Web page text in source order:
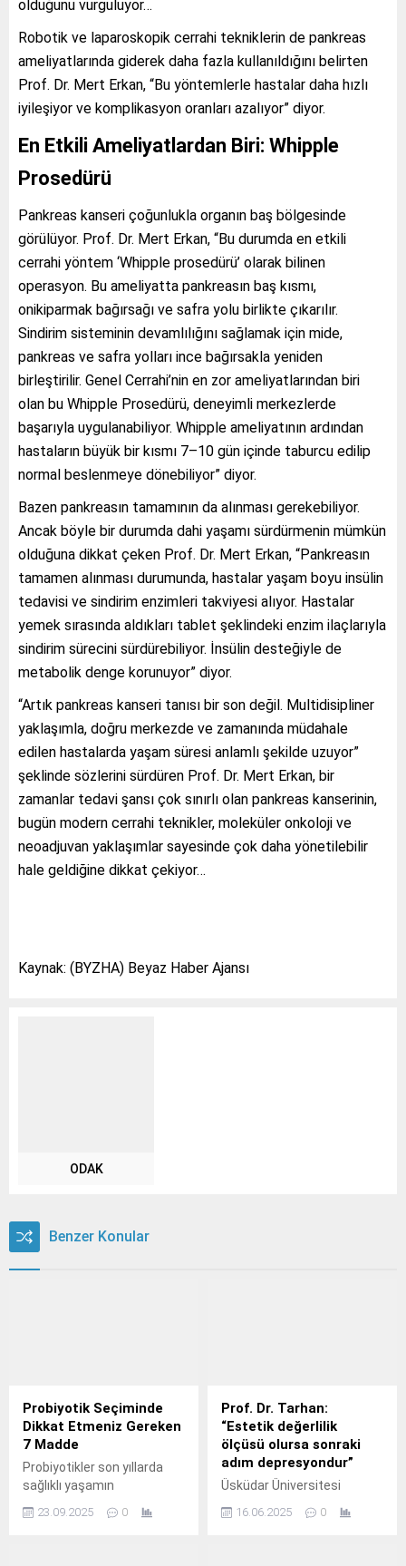
olduğunu vurguluyor…
Robotik ve laparoskopik cerrahi tekniklerin de pankreas
ameliyatlarında giderek daha fazla kullanıldığını belirten
Prof. Dr. Mert Erkan, “Bu yöntemlerle hastalar daha hızlı
iyileşiyor ve komplikasyon oranları azalıyor” diyor.
En Etkili Ameliyatlardan Biri: Whipple
Prosedürü
Pankreas kanseri çoğunlukla organın baş bölgesinde
görülüyor. Prof. Dr. Mert Erkan, “Bu durumda en etkili
cerrahi yöntem ‘Whipple prosedürü’ olarak bilinen
operasyon. Bu ameliyatta pankreasın baş kısmı,
onikiparmak bağırsağı ve safra yolu birlikte çıkarılır.
Sindirim sisteminin devamlılığını sağlamak için mide,
pankreas ve safra yolları ince bağırsakla yeniden
birleştirilir. Genel Cerrahi’nin en zor ameliyatlarından biri
olan bu Whipple Prosedürü, deneyimli merkezlerde
başarıyla uygulanabiliyor. Whipple ameliyatının ardından
hastaların büyük bir kısmı 7–10 gün içinde taburcu edilip
normal beslenmeye dönebiliyor” diyor.
Bazen pankreasın tamamının da alınması gerekebiliyor.
Ancak böyle bir durumda dahi yaşamı sürdürmenin mümkün
olduğuna dikkat çeken Prof. Dr. Mert Erkan, “Pankreasın
tamamen alınması durumunda, hastalar yaşam boyu insülin
tedavisi ve sindirim enzimleri takviyesi alıyor. Hastalar
yemek sırasında aldıkları tablet şeklindeki enzim ilaçlarıyla
sindirim sürecini sürdürebiliyor. İnsülin desteğiyle de
metabolik denge korunuyor” diyor.
“Artık pankreas kanseri tanısı bir son değil. Multidisipliner
yaklaşımla, doğru merkezde ve zamanında müdahale
edilen hastalarda yaşam süresi anlamlı şekilde uzuyor”
şeklinde sözlerini sürdüren Prof. Dr. Mert Erkan, bir
zamanlar tedavi şansı çok sınırlı olan pankreas kanserinin,
bugün modern cerrahi teknikler, moleküler onkoloji ve
neoadjuvan yaklaşımlar sayesinde çok daha yönetilebilir
hale geldiğine dikkat çekiyor…
Kaynak: (BYZHA) Beyaz Haber Ajansı
ODAK
Benzer Konular
Probiyotik Seçiminde
Dikkat Etmeniz Gereken
7 Madde
Probiyotikler son yıllarda
sağlıklı yaşamın
haline geldi.
23.09.2025 0
Prof. Dr. Tarhan:
“Estetik değerlilik
ölçüsü olursa sonraki
adım depresyondur”
Üsküdar Üniversitesi
Prof.
16.06.2025 0